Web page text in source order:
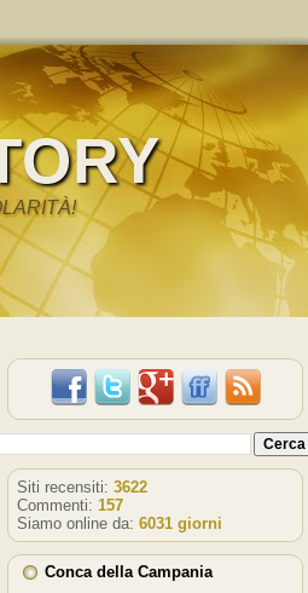
Siti recensiti: 3622
Commenti: 157
Siamo online da: 6031 giorni
Conca della Campania